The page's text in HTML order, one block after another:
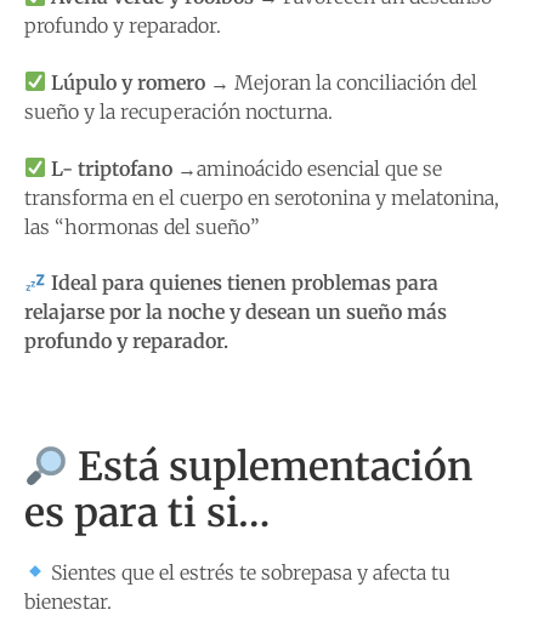
profundo y reparador.
Lúpulo y romero → Mejoran la conciliación del
sueño y la recuperación nocturna.
L- triptofano →aminoácido esencial que se
transforma en el cuerpo en serotonina y melatonina,
las “hormonas del sueño”
Ideal para quienes tienen problemas para
relajarse por la noche y desean un sueño más
profundo y reparador.
Está suplementación
es para ti si…
Sientes que el estrés te sobrepasa y afecta tu
bienestar.